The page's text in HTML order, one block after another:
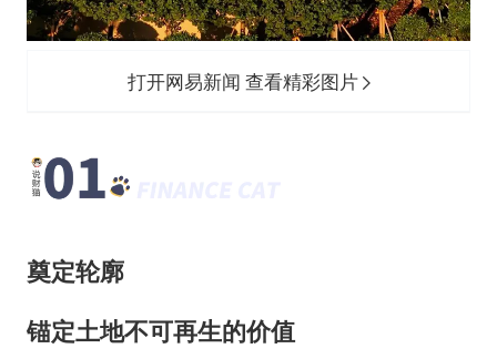
打开网易新闻 查看精彩图片
奠定轮廓
锚定土地不可再生的价值